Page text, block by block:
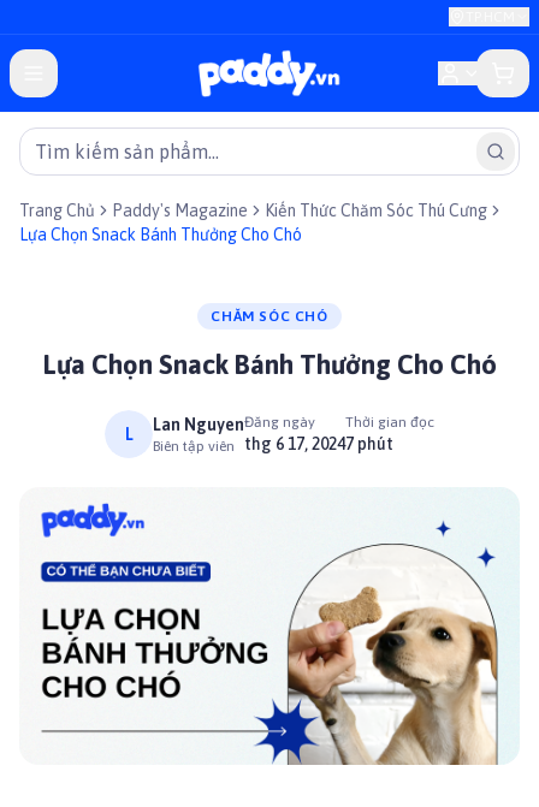
Trang Chủ Paddy's Magazine
Kiến Thức Chăm Sóc Thú Cưng
Lựa Chọn Snack Bánh Thưởng Cho Chó
CHĂM SÓC CHÓ
Lựa Chọn Snack Bánh Thưởng Cho Chó
L Lan Nguyen
Biên tập viên
Đăng ngày
thg 6 17, 2024
Thời gian đọc
7 phút